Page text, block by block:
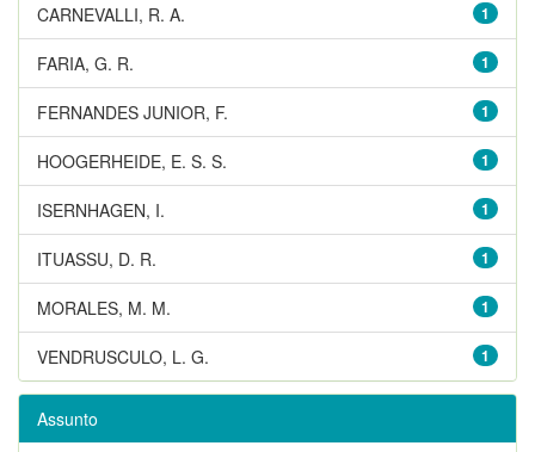
1
CARNEVALLI, R. A.
1
FARIA, G. R.
1
FERNANDES JUNIOR, F.
1
HOOGERHEIDE, E. S. S.
1
ISERNHAGEN, I.
1
ITUASSU, D. R.
1
MORALES, M. M.
1
VENDRUSCULO, L. G.
Assunto